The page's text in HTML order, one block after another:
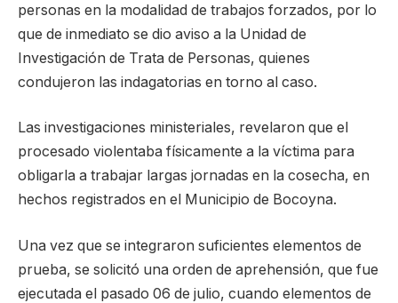
personas en la modalidad de trabajos forzados, por lo
que de inmediato se dio aviso a la Unidad de
Investigación de Trata de Personas, quienes
condujeron las indagatorias en torno al caso.
Las investigaciones ministeriales, revelaron que el
procesado violentaba físicamente a la víctima para
obligarla a trabajar largas jornadas en la cosecha, en
hechos registrados en el Municipio de Bocoyna.
Una vez que se integraron suficientes elementos de
prueba, se solicitó una orden de aprehensión, que fue
ejecutada el pasado 06 de julio, cuando elementos de